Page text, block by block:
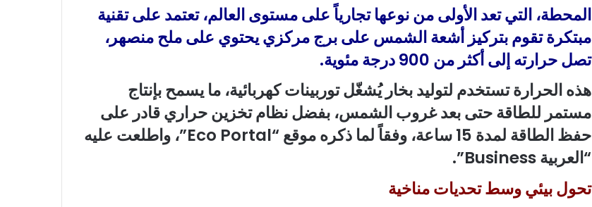
المحطة، التي تعد الأولى من نوعها تجارياً على مستوى العالم، تعتمد على تقنية
مبتكرة تقوم بتركيز أشعة الشمس على برج مركزي يحتوي على ملح منصهر،
تصل حرارته إلى أكثر من 900 درجة مئوية.
هذه الحرارة تستخدم لتوليد بخار يُشغّل توربينات كهربائية، ما يسمح بإنتاج
مستمر للطاقة حتى بعد غروب الشمس، بفضل نظام تخزين حراري قادر على
حفظ الطاقة لمدة 15 ساعة، وفقاً لما ذكره موقع “Eco Portal”، واطلعت عليه
“العربية Business”.
تحول بيئي وسط تحديات مناخية